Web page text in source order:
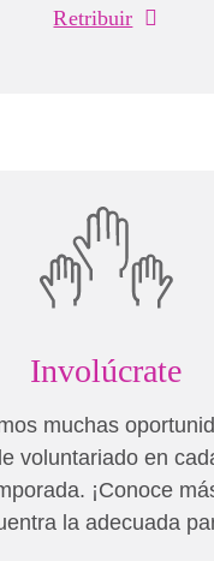
Retribuir
Involúcrate
muchas
voluntariado en
¡Conoce
la adecuada